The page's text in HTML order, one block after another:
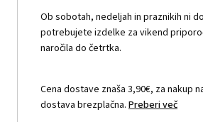
Ob sobotah, nedeljah in praznikih ni
potrebujete izdelke za vikend
naročila do četrtka.
Cena dostave znaša 3,90€, za nakup
dostava brezplačna. Preberi več